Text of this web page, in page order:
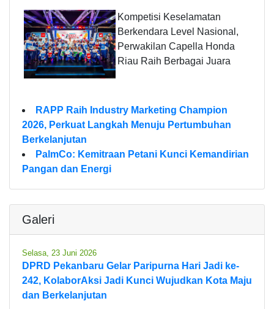
Kompetisi Keselamatan
Berkendara Level Nasional,
Perwakilan Capella Honda
Riau Raih Berbagai Juara
RAPP Raih Industry Marketing Champion
2026, Perkuat Langkah Menuju Pertumbuhan
Berkelanjutan
PalmCo: Kemitraan Petani Kunci Kemandirian
Pangan dan Energi
Galeri
Selasa, 23 Juni 2026
DPRD Pekanbaru Gelar Paripurna Hari Jadi ke-
242, KolaborAksi Jadi Kunci Wujudkan Kota Maju
dan Berkelanjutan